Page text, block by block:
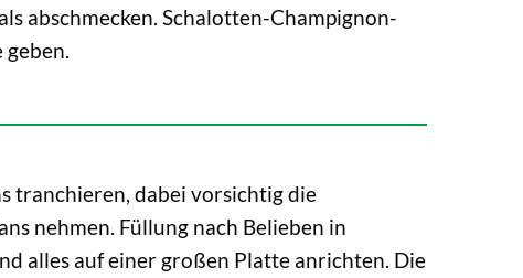
abschmecken. Schalotten-Champignon-
tranchieren, dabei vorsichtig die
nehmen. Füllung nach Belieben in
alles auf einer großen Platte anrichten. Die